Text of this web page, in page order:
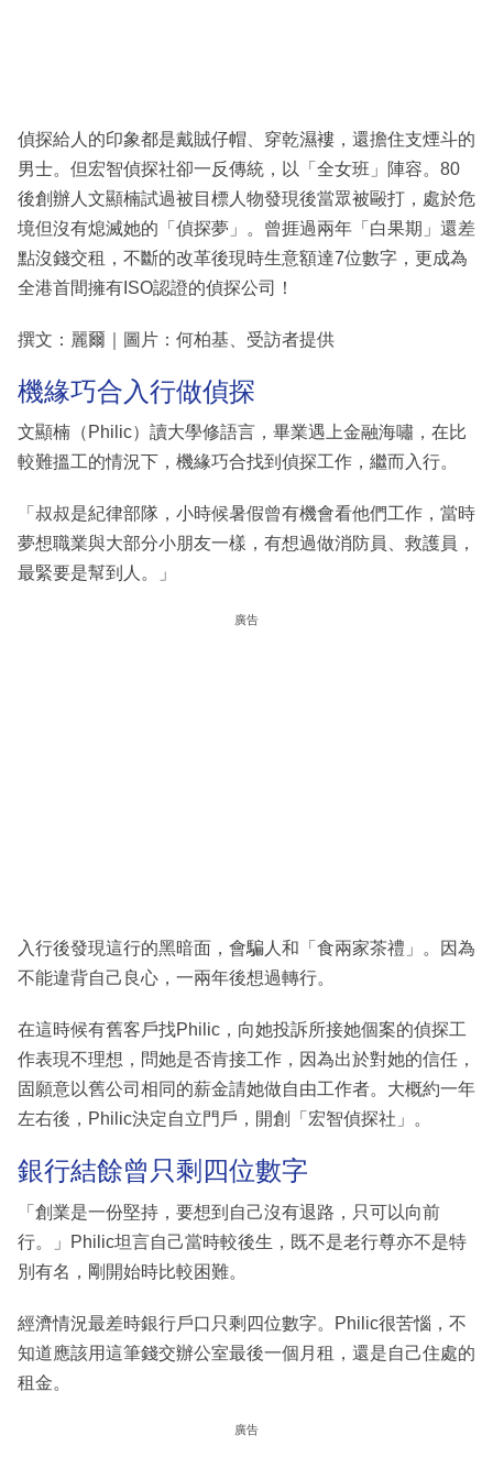
偵探給人的印象都是戴賊仔帽、穿乾濕褸，還擔住支煙斗的
男士。但宏智偵探社卻一反傳統，以「全女班」陣容。80
後創辦人文顯楠試過被目標人物發現後當眾被毆打，處於危
境但沒有熄滅她的「偵探夢」。曾捱過兩年「白果期」還差
點沒錢交租，不斷的改革後現時生意額達7位數字，更成為
全港首間擁有ISO認證的偵探公司！
撰文：麗爾｜圖片：何柏基、受訪者提供
機緣巧合入行做偵探
文顯楠（Philic）讀大學修語言，畢業遇上金融海嘯，在比
較難搵工的情況下，機緣巧合找到偵探工作，繼而入行。
「叔叔是紀律部隊，小時候暑假曾有機會看他們工作，當時
夢想職業與大部分小朋友一樣，有想過做消防員、救護員，
最緊要是幫到人。」
廣告
入行後發現這行的黑暗面，會騙人和「食兩家茶禮」。因為
不能違背自己良心，一兩年後想過轉行。
在這時候有舊客戶找Philic，向她投訴所接她個案的偵探工
作表現不理想，問她是否肯接工作，因為出於對她的信任，
固願意以舊公司相同的薪金請她做自由工作者。大概約一年
左右後，Philic決定自立門戶，開創「宏智偵探社」。
銀行結餘曾只剩四位數字
「創業是一份堅持，要想到自己沒有退路，只可以向前
行。」Philic坦言自己當時較後生，既不是老行尊亦不是特
別有名，剛開始時比較困難。
經濟情況最差時銀行戶口只剩四位數字。Philic很苦惱，不
知道應該用這筆錢交辦公室最後一個月租，還是自己住處的
租金。
廣告